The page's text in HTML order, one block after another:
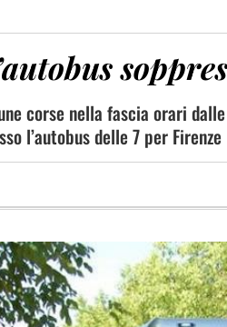
corse nella fascia orari
l’autobus delle 7 per Firenze